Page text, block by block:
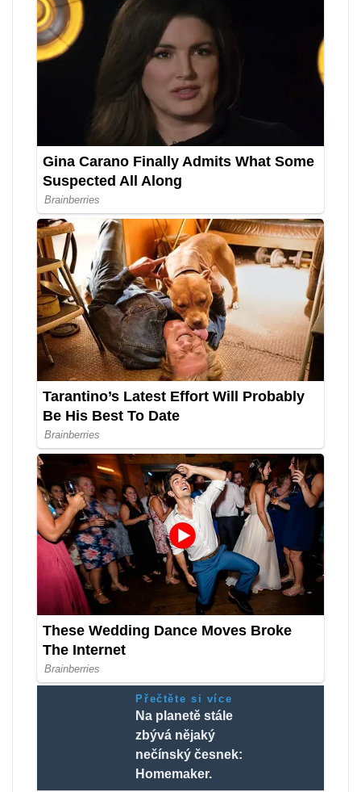
Přečtěte si více
Na planetě stále
zbývá nějaký
nečínský česnek:
Homemaker.